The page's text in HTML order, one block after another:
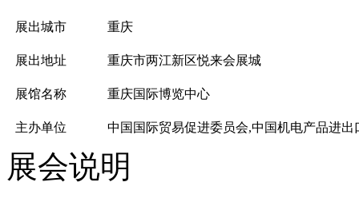
展出城市 重庆
展出地址 重庆市两江新区悦来会展城
展馆名称 重庆国际博览中心
主办单位 中国国际贸易促进委员会,中国机电产品进
展会说明